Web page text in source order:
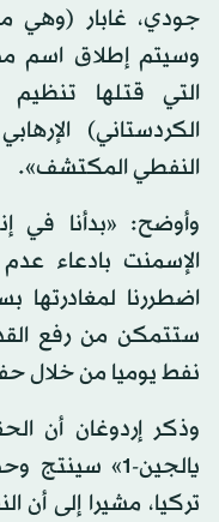
جودي، غابار (وهي
وسيتم إطلاق اسم
التي قتلها
الكردستاني)
النفطي المكتشف».
وأوضح: «بدأنا في
الإسمنت بادعاء
اضطررنا لمغادرتها
نفط يوميا من خلال حفر 100 بئر في
وذكر إردوغان أن
يالجين-1»
تركيا، مشيرا إلى أن